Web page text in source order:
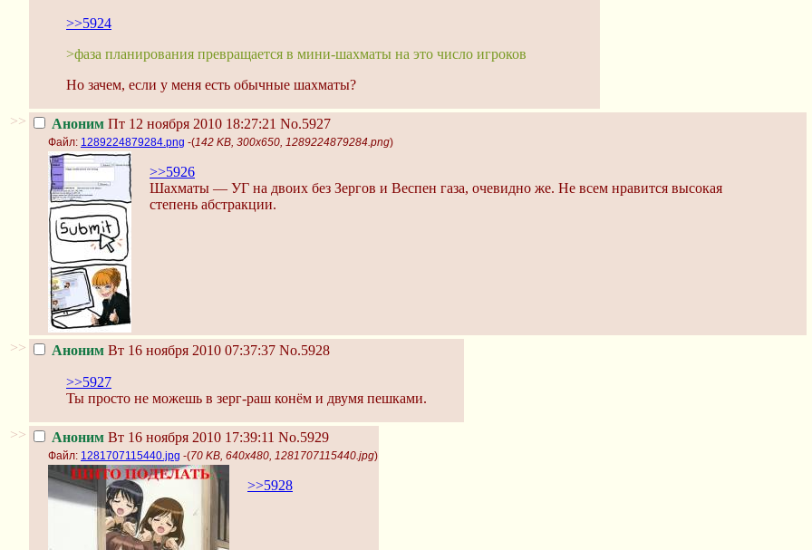
>>5924
>фаза планирования превращается в мини-шахматы на это число игроков
Но зачем, если у меня есть обычные шахматы?
>> Аноним Пт 12 ноября 2010 18:27:21 No.5927
Файл: 1289224879284.png -(142 KB, 300x650, 1289224879284.png)
>>5926
Шахматы — УГ на двоих без Зергов и Веспен газа, очевидно же. Не всем нравится высокая
степень абстракции.
>> Аноним Вт 16 ноября 2010 07:37:37 No.5928
>>5927
Ты просто не можешь в зерг-раш конём и двумя пешками.
>> Аноним Вт 16 ноября 2010 17:39:11 No.5929
Файл: 1281707115440.jpg -(70 KB, 640x480, 1281707115440.jpg)
>>5928